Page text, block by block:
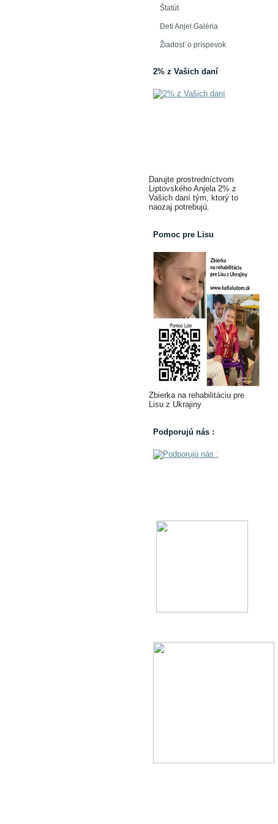
Štatút
Deti Anjel Galéria
Žiadosť o príspevok
2% z Vašich daní
Darujte prostredníctvom
Liptovského Anjela 2% z
Vašich daní tým, ktorý to
naozaj potrebujú.
Pomoc pre Lisu
Zbierka na rehabilitáciu pre
Lisu z Ukrajiny
Podporujú nás :